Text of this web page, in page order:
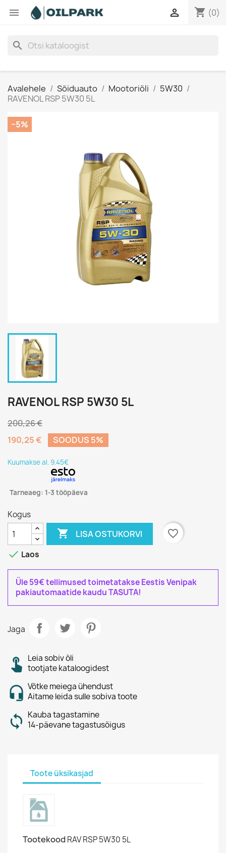
 shopping_cart (0)

search
Avalehele Sõiduauto Mootoriõli
5W30
RAVENOL RSP 5W30 5L
−5%
RAVENOL RSP 5W30 5L
200,26 €
190,25 €
SOODUS 5%
Kuumakse al. 9.45€
Tarneaeg: 1-3 tööpäeva
Kogus
 LISA OSTUKORVI
favorite_border
 Laos
Üle 59€ tellimused toimetatakse Eestis Venipak
pakiautomaatide kaudu TASUTA!
Jaga
Leia sobiv õli
tootjate kataloogidest
Võtke meiega ühendust
Aitame leida sulle sobiva toote
Kauba tagastamine
14-päevane tagastusõigus
Toote üksikasjad
Tootekood RAV RSP 5W30 5L